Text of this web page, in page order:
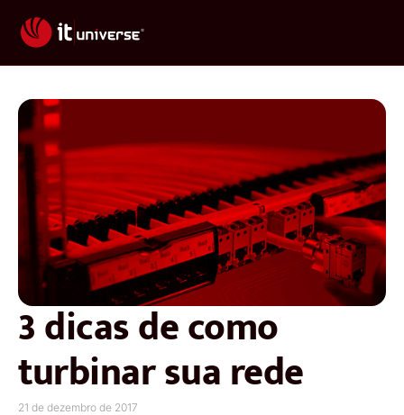
3 dicas de como
turbinar sua rede
21 de dezembro de 2017